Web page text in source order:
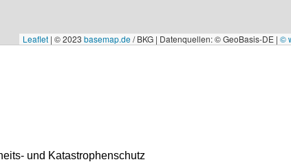
Leaflet | © 2023 basemap.de/ BKG | Datenquellen: © GeoBasis-DE | ©
und Katastrophenschutz